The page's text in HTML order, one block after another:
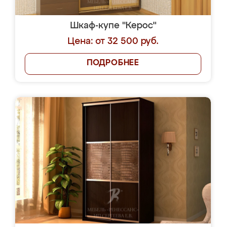
Шкаф-купе "Керос"
Цена: от 32 500 руб.
ПОДРОБНЕЕ